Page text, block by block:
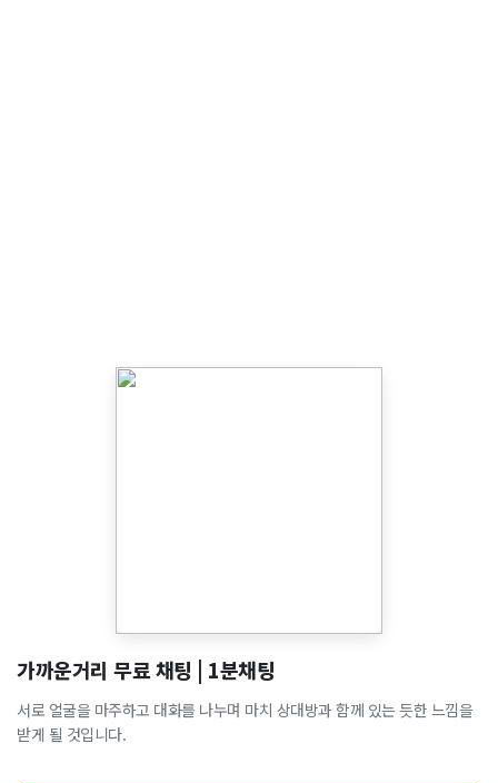
가까운거리 무료 채팅 | 1분채팅
서로 얼굴을 마주하고 대화를 나누며 마치 상대방과 함께 있는 듯한 느낌을
받게 될 것입니다.